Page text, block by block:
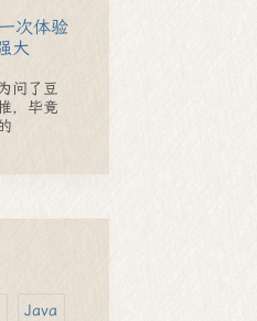
次体验
大
问了豆
，毕竟
Java